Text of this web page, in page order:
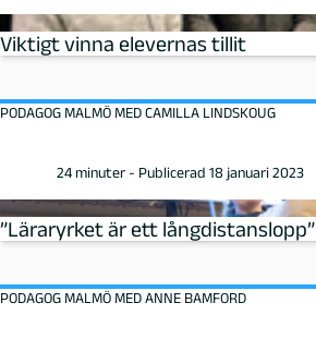
Viktigt vinna elevernas tillit
PODAGOG MALMÖ MED CAMILLA LINDSKOUG
24 minuter - Publicerad 18 januari 2023
”Läraryrket är ett långdistanslopp”
PODAGOG MALMÖ MED ANNE BAMFORD